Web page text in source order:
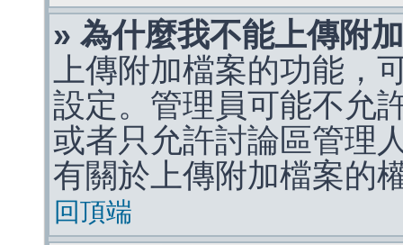
» 為什麼我不能上傳附
上傳附加檔案的功能，
設定。管理員可能不允
或者只允許討論區管理
有關於上傳附加檔案的
回頂端